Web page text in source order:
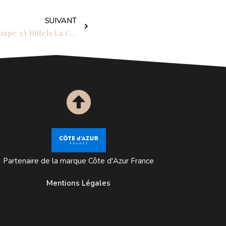
SUIVANT
2024/11 : Pères Noël Verts, le groupe 3A Hôtels La Collection organise une collecte de jouets pour le Secours Populaire
Partenaire de la marque Côte d'Azur France
Mentions Légales